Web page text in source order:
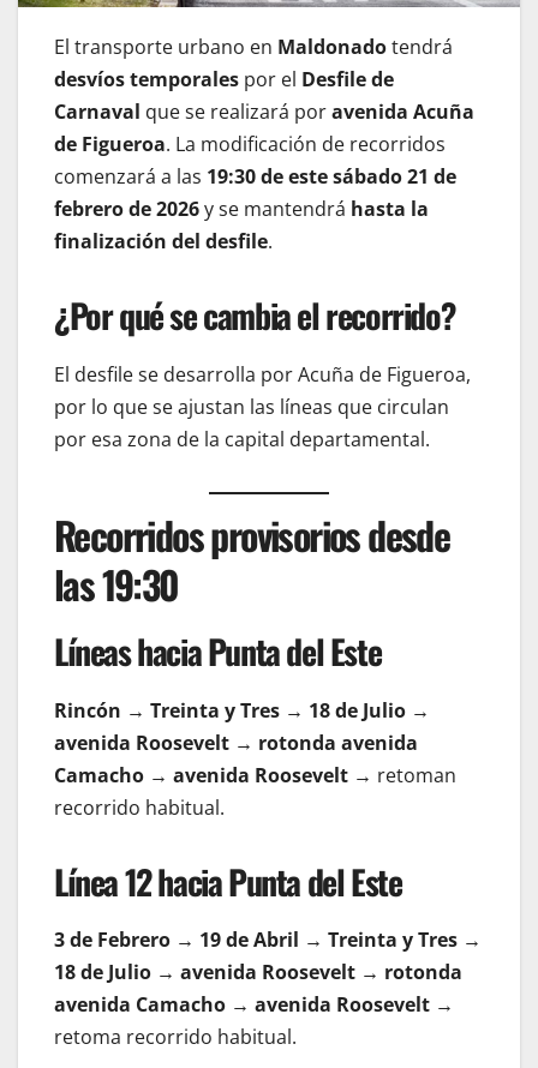
El transporte urbano en Maldonadotendrá
desvíos temporales por el Desfile de
Carnaval que se realizará poravenida Acuña
de Figueroa. La modificación de recorridos
comenzará a las 19:30 de este sábado 21 de
febrero de 2026y se mantendrá hasta la
finalización del desfile.
¿Por qué se cambia el recorrido?
El desfile se desarrolla por Acuña de Figueroa,
por lo que se ajustan las líneas que circulan
por esa zona de la capital departamental.
Recorridos provisorios desde
las 19:30
Líneas hacia Punta del Este
Rincón → Treinta y Tres → 18 de Julio →
avenida Roosevelt → rotonda avenida
Camacho → avenida Roosevelt → retoman
recorrido habitual.
Línea 12 hacia Punta del Este
3 de Febrero → 19 de Abril → Treinta y Tres →
18 de Julio → avenida Roosevelt → rotonda
avenida Camacho → avenida Roosevelt →
retoma recorrido habitual.